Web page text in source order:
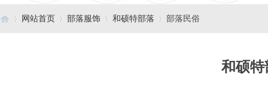
网站首页 部落服饰 和硕特部落 部落民俗
和硕特